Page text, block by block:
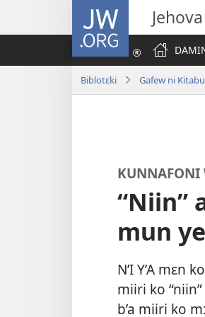
JW.ORG
Biblotɛki Gafew ni
KUNNAFONI
“Niin”
mun
N’I Y’A mɛn
miiri ko
b’a miiri ko